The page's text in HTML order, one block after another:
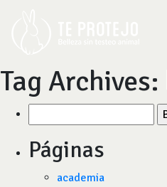
Tag Archives:
por:
Páginas
academia